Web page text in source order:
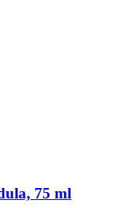
75 ml